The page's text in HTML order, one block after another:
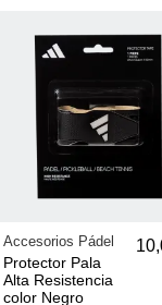
Accesorios Pádel
Protector Pala
Alta Resistencia
color Negro